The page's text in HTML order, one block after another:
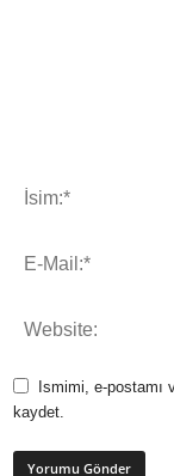
Ismimi, e-postamı
kaydet.